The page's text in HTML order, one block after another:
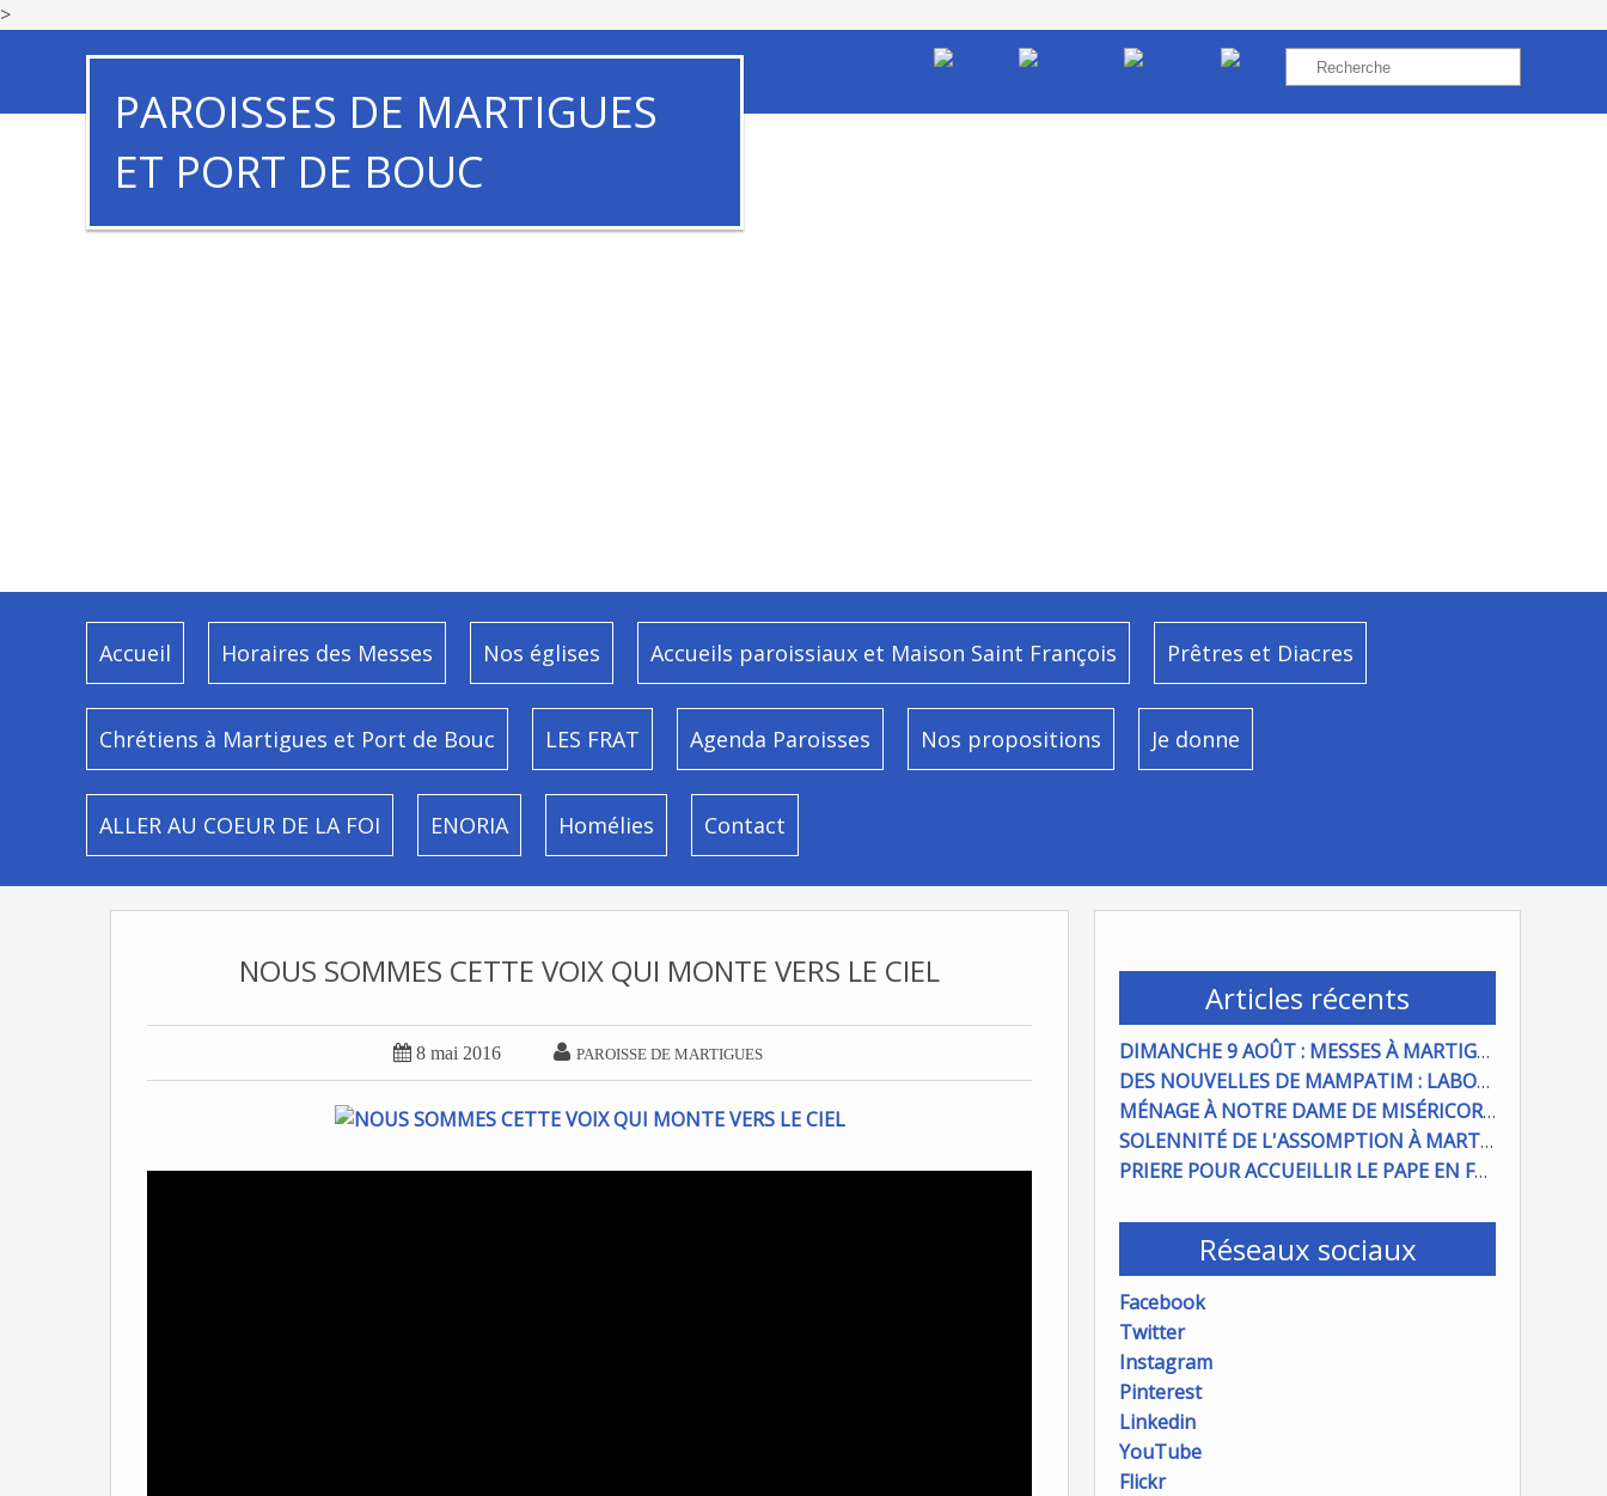
>
PAROISSES DE MARTIGUES
ET PORT DE BOUC
Accueil Horaires des Messes Nos églises Accueils paroissiaux et Maison Saint François Prêtres et Diacres
Chrétiens à Martigues et Port de Bouc LES FRAT Agenda Paroisses Nos propositions Je donne
ALLER AU COEUR DE LA FOI ENORIA Homélies Contact
Articles récents
DIMANCHE 9 AOÛT : MESSES À MARTIGUES ET PORT DE BOUC
DES NOUVELLES DE MAMPATIM : LABOUR DU CHAMP PAROISSIAL
MÉNAGE À NOTRE DAME DE MISÉRICORDE : ON COMPTE SUR VOUS !
SOLENNITÉ DE L'ASSOMPTION À MARTIGUES ET PORT DE BOUC
PRIERE POUR ACCUEILLIR LE PAPE EN FRANCE
Réseaux sociaux
Facebook
Twitter
Instagram
Pinterest
Linkedin
YouTube
Flickr
NOUS SOMMES CETTE VOIX QUI MONTE VERS LE CIEL
 8 mai 2016  PAROISSE DE MARTIGUES